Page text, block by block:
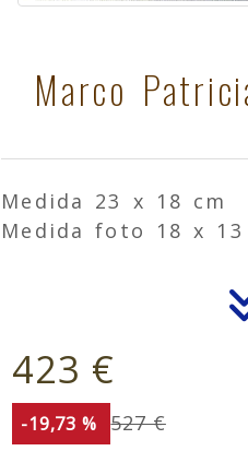
Marco
Medida 23 x 18 cm
Medida foto 18 x 13
423 €
-19,73 % 527 €